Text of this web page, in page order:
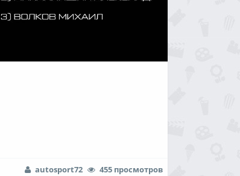
455 просмотров
autosport72